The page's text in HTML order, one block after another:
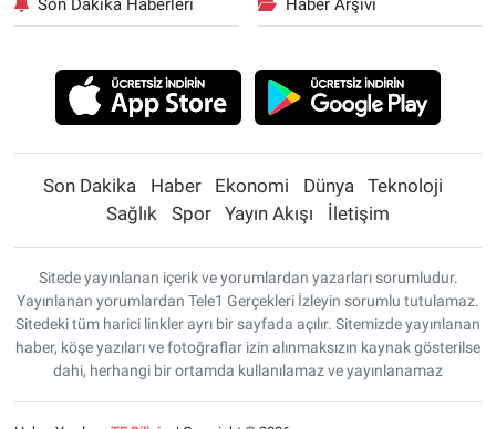
Son Dakika Haberleri Haber Arşivi
Son Dakika Haber Ekonomi Dünya
Teknoloji
Sağlık
Spor Yayın Akışı İletişim
Sitede yayınlanan içerik ve yorumlardan yazarları sorumludur.
Yayınlanan yorumlardan Tele1 Gerçekleri İzleyin sorumlu tutulamaz.
Sitedeki tüm harici linkler ayrı bir sayfada açılır. Sitemizde yayınlanan
haber, köşe yazıları ve fotoğraflar izin alınmaksızın kaynak gösterilse
dahi, herhangi bir ortamda kullanılamaz ve yayınlanamaz